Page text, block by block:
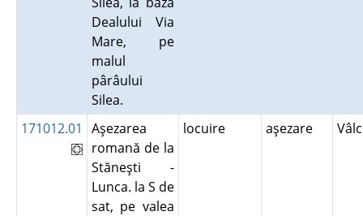
Dealului Via
Mare, pe
malul
pârâului
Silea.
171012.01
Aşezarea
romană de la
Stăneşti -
Lunca. la S de
sat, pe valea
locuire aşezare